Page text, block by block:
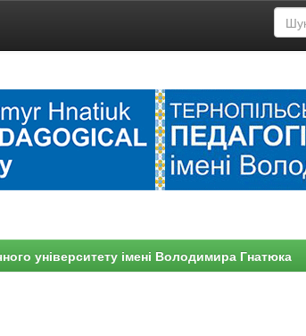
університету імені Володимира Гнатюка